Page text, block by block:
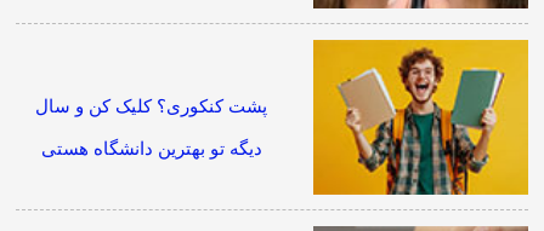
پشت کنکوری؟ کلیک کن و سال
دیگه تو بهترین دانشگاه هستی